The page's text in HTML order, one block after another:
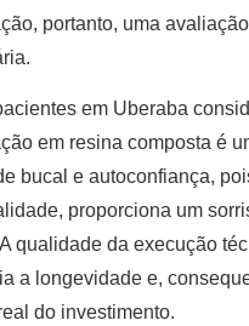
portanto, uma
em Uberaba
em resina composta é
bucal e autoconfiança,
proporciona um
qualidade da execução
a longevidade e,
do investimento.